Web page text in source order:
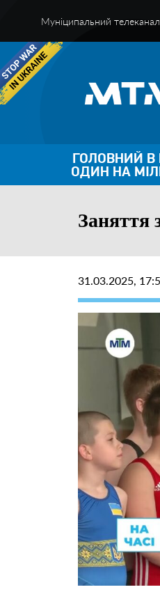
Муніципальний
ГОЛОВНИЙ В
ОДИН НА
Заняття
31.03.2025,